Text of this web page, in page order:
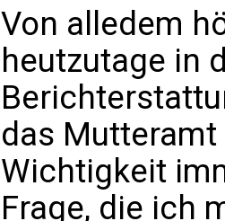
Von alledem
heutzutage in
das
Wichtigkeit
Frage, die ich